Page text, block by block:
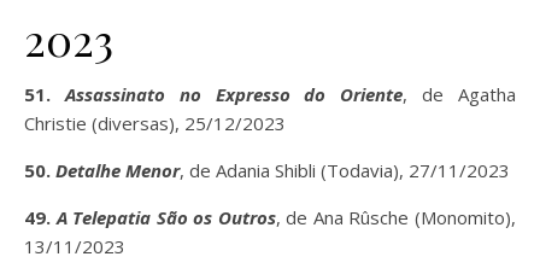
2023
51.Assassinato no Expresso do Oriente, de Agatha
Christie (diversas), 25/12/2023
50. Detalhe Menor, de Adania Shibli (Todavia), 27/11/2023
49.A Telepatia São os Outros, de Ana Rûsche (Monomito),
13/11/2023